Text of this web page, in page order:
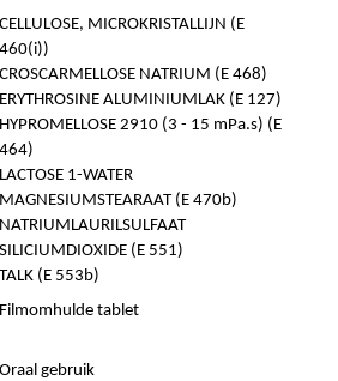
CELLULOSE, MICROKRISTALLIJN (E
460(i))
CROSCARMELLOSE NATRIUM (E 468)
ERYTHROSINE ALUMINIUMLAK (E 127)
HYPROMELLOSE 2910 (3 - 15 mPa.s) (E
464)
LACTOSE 1-WATER
MAGNESIUMSTEARAAT (E 470b)
NATRIUMLAURILSULFAAT
SILICIUMDIOXIDE (E 551)
TALK (E 553b)
Filmomhulde tablet
Oraal gebruik